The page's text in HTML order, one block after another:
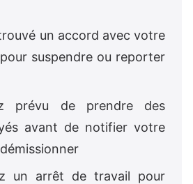
un accord avec votre
suspendre ou reporter
prévu de prendre des
avant de notifier votre
un arrêt de travail pour